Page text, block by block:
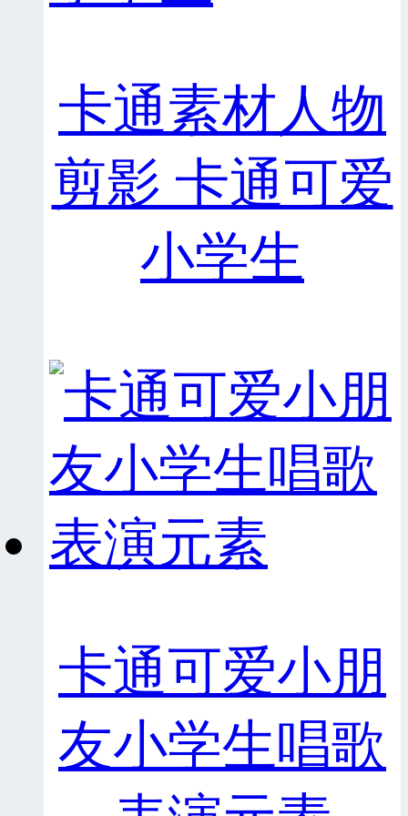
卡通素材人物
剪影 卡通可爱
小学生
卡通可爱小朋
友小学生唱歌